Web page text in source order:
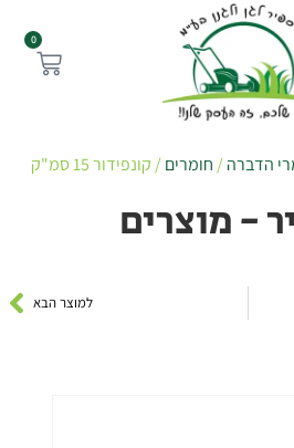
0
הדברה/חומרים/ קונפידור 15 סמ"ק
- מוצרים
למוצר הבא